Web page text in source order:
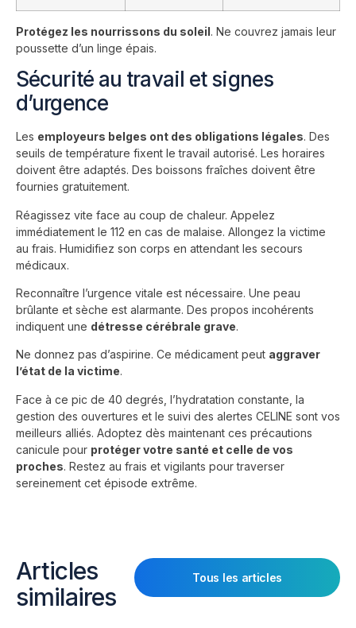
Protégez les nourrissons du soleil. Ne couvrez jamais leur
poussette d’un linge épais.
Sécurité au travail et signes
d’urgence
Les employeurs belges ont des obligations légales. Des
seuils de température fixent le travail autorisé. Les horaires
doivent être adaptés. Des boissons fraîches doivent être
fournies gratuitement.
Réagissez vite face au coup de chaleur. Appelez
immédiatement le 112 en cas de malaise. Allongez la victime
au frais. Humidifiez son corps en attendant les secours
médicaux.
Reconnaître l’urgence vitale est nécessaire. Une peau
brûlante et sèche est alarmante. Des propos incohérents
indiquent une détresse cérébrale grave.
Ne donnez pas d’aspirine. Ce médicament peut aggraver
l’état de la victime.
Face à ce pic de 40 degrés, l’hydratation constante, la
gestion des ouvertures et le suivi des alertes CELINE sont vos
meilleurs alliés. Adoptez dès maintenant ces précautions
canicule pour protéger votre santé et celle de vos
proches. Restez au frais et vigilants pour traverser
sereinement cet épisode extrême.
Articles
similaires
Tous les articles